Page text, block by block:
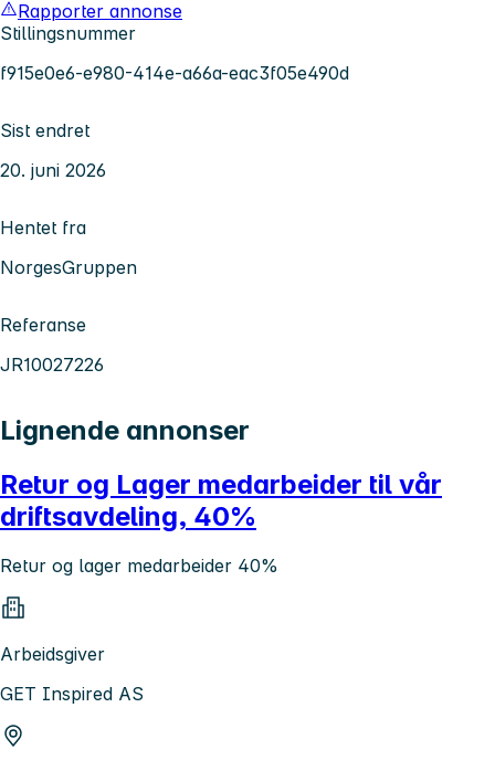
Rapporter annonse
Stillingsnummer
f915e0e6-e980-414e-a66a-eac3f05e490d
Sist endret
20. juni 2026
Hentet fra
NorgesGruppen
Referanse
JR10027226
Lignende annonser
Retur og Lager medarbeider til vår
driftsavdeling, 40%
Retur og lager medarbeider 40%
Arbeidsgiver
GET Inspired AS